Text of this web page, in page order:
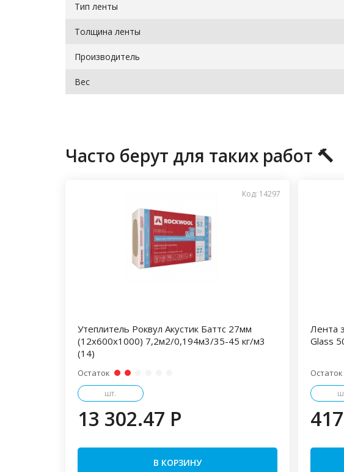
Тип ленты
Толщина ленты
Производитель
Вес
Часто берут для таких работ 🔨
Код: 14297
Утеплитель Роквул Акустик Баттс 27мм
(12x600x1000) 7,2м2/0,194м3/35-45 кг/м3
(14)
Остаток
шт.
13 302.47 P
В КОРЗИНУ
Лента
Glass
Остаток